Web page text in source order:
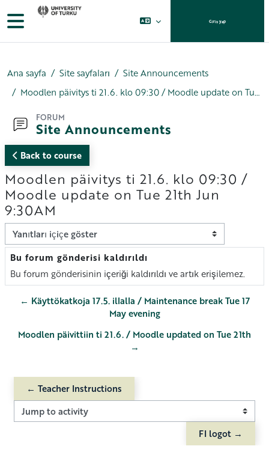
Ana içeriğe git
Yan panel Giriş yap
Ana sayfa Site sayfaları
Site Announcements
Moodlen päivitys ti 21.6. klo 09:30 / Moodle update on Tue 21th Jun 9:30AM
FORUM
Site Announcements
Back to course
Moodlen päivitys ti 21.6. klo 09:30 /
Moodle update on Tue 21th Jun
9:30AM
Görünüm modu
Bu forum gönderisi kaldırıldı
Yanıt sayısı: 0
Bu forum gönderisinin içeriği kaldırıldı ve artık erişilemez.
← Käyttökatkoja 17.5. illalla / Maintenance break Tue 17
May evening
Moodlen päivittiin ti 21.6. / Moodle updated on Tue 21th
→
← Teacher Instructions
Jump to activity
FI logot →